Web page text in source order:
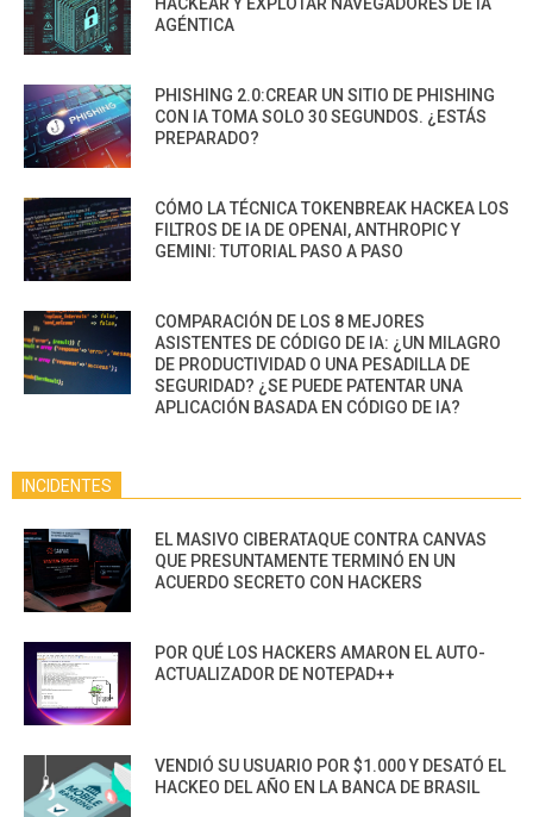
AGÉNTICA
PHISHING 2.0:CREAR UN SITIO DE PHISHING
CON IA TOMA SOLO 30 SEGUNDOS. ¿ESTÁS
PREPARADO?
CÓMO LA TÉCNICA TOKENBREAK HACKEA LOS
FILTROS DE IA DE OPENAI, ANTHROPIC Y
GEMINI: TUTORIAL PASO A PASO
COMPARACIÓN DE LOS 8 MEJORES
ASISTENTES DE CÓDIGO DE IA: ¿UN MILAGRO
DE PRODUCTIVIDAD O UNA PESADILLA DE
SEGURIDAD? ¿SE PUEDE PATENTAR UNA
APLICACIÓN BASADA EN CÓDIGO DE IA?
INCIDENTES
EL MASIVO CIBERATAQUE CONTRA CANVAS
QUE PRESUNTAMENTE TERMINÓ EN UN
ACUERDO SECRETO CON HACKERS
POR QUÉ LOS HACKERS AMARON EL AUTO-
ACTUALIZADOR DE NOTEPAD++
VENDIÓ SU USUARIO POR $1.000 Y DESATÓ EL
HACKEO DEL AÑO EN LA BANCA DE BRASIL